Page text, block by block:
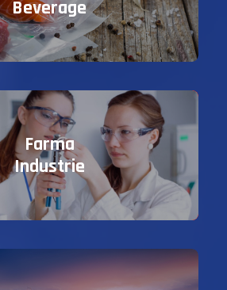
Beverage
Farma
Industrie